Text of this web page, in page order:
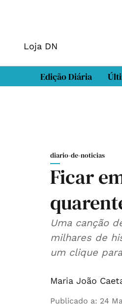
Loja DN
Edição Diária
diario-de-noticias
Ficar
Uma canção
milhares de
um clique
Maria João
Publicado a: 24